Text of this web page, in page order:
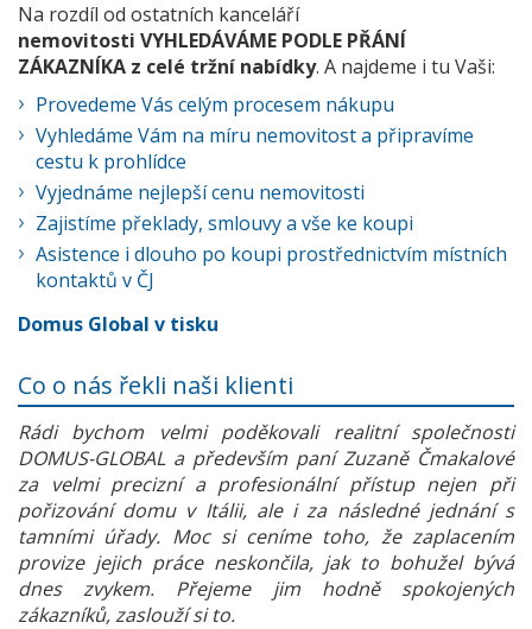
Na rozdíl od ostatních kanceláří
nemovitosti VYHLEDÁVÁME PODLE PŘÁNÍ
ZÁKAZNÍKA z celé tržní nabídky. A najdeme i tu Vaši:
Provedeme Vás celým procesem nákupu
Vyhledáme Vám na míru nemovitost a připravíme
cestu k prohlídce
Vyjednáme nejlepší cenu nemovitosti
Zajistíme překlady, smlouvy a vše ke koupi
Asistence i dlouho po koupi prostřednictvím místních
kontaktů v ČJ
Domus Global v tisku
Co o nás řekli naši klienti
Rádi bychom velmi poděkovali realitní společnosti
DOMUS-GLOBAL a především paní Zuzaně Čmakalové
za velmi precizní a profesionální přístup nejen při
pořizování domu v Itálii, ale i za následné jednání s
tamními úřady. Moc si ceníme toho, že zaplacením
provize jejich práce neskončila, jak to bohužel bývá
dnes zvykem. Přejeme jim hodně spokojených
zákazníků, zaslouží si to.